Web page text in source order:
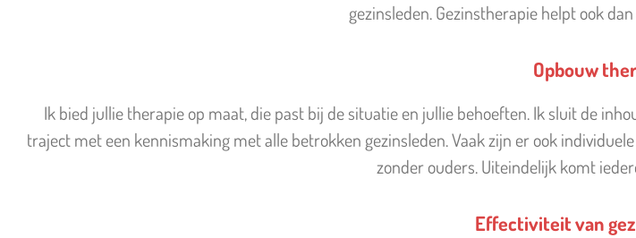
gezinsleden. Gezinstherapie helpt ook
Opbouw
Ik bied jullie therapie op maat, die past bij de situatie en jullie behoeften. Ik sluit de
traject met een kennismaking met alle betrokken gezinsleden. Vaak zijn er ook
zonder ouders. Uiteindelijk komt
Effectiviteit van